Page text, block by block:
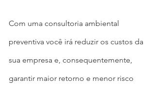
Com uma consultoria ambiental
preventiva você irá reduzir os custos da
sua empresa e, consequentemente,
garantir maior retorno e menor risco